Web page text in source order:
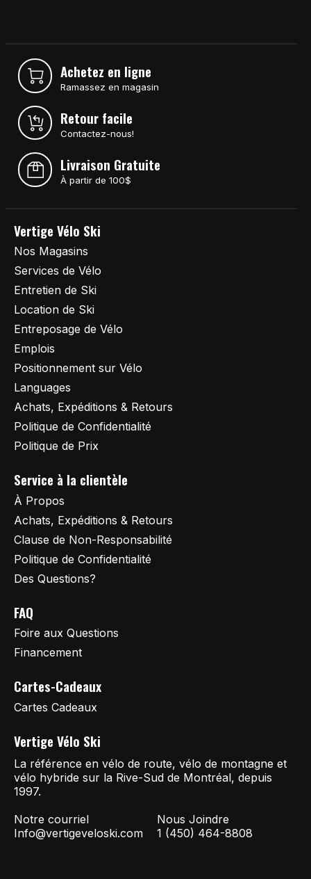
Achetez en ligne
Ramassez en magasin
Retour facile
Contactez-nous!
Livraison Gratuite
À partir de 100$
Vertige Vélo Ski
Nos Magasins
Services de Vélo
Entretien de Ski
Location de Ski
Entreposage de Vélo
Emplois
Positionnement sur Vélo
Languages
Achats, Expéditions & Retours
Politique de Confidentialité
Politique de Prix
Service à la clientèle
À Propos
Achats, Expéditions & Retours
Clause de Non-Responsabilité
Politique de Confidentialité
Des Questions?
FAQ
Foire aux Questions
Financement
Cartes-Cadeaux
Cartes Cadeaux
Vertige Vélo Ski
La référence en vélo de route, vélo de montagne et
vélo hybride sur la Rive-Sud de Montréal, depuis
1997.
Notre courriel
Info@vertigeveloski.com
Nous Joindre
1 (450) 464-8808